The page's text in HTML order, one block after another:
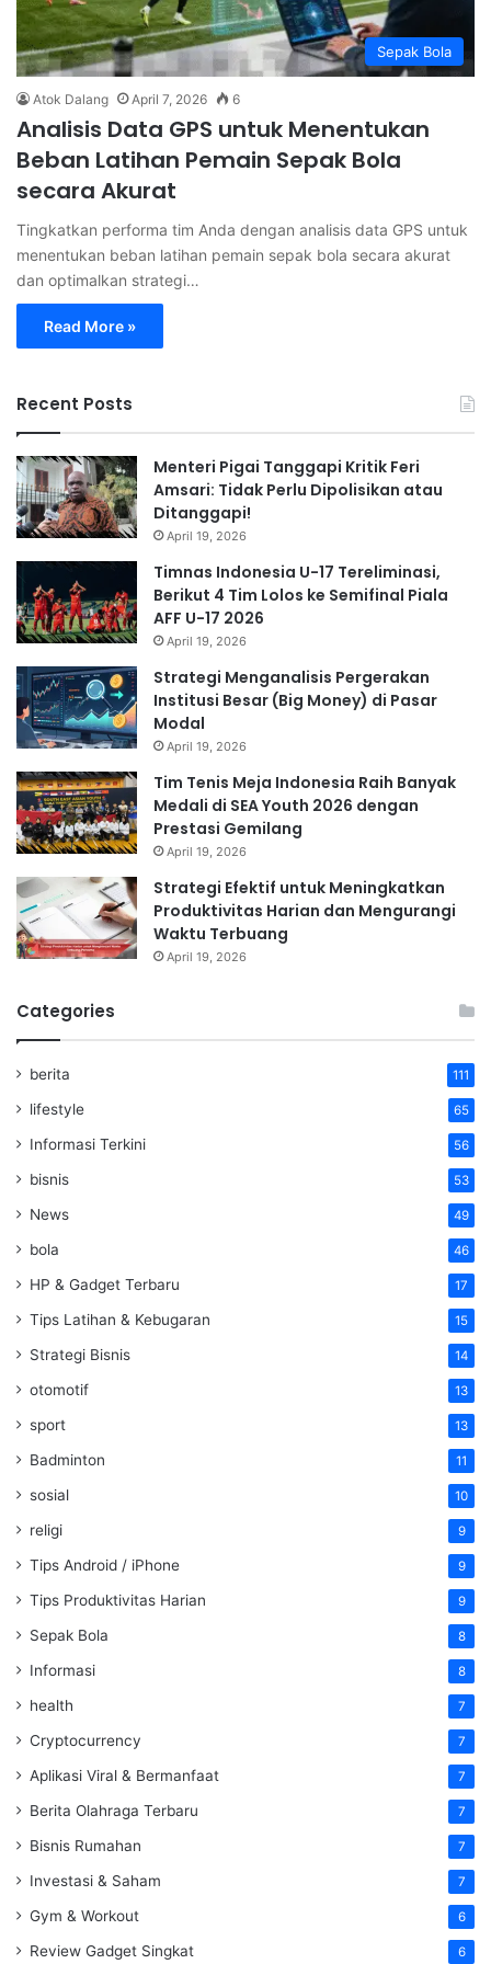
Sepak Bola
Atok Dalang April 7, 2026 6
Analisis Data GPS untuk Menentukan
Beban Latihan Pemain Sepak Bola
secara Akurat
Tingkatkan performa tim Anda dengan analisis data GPS untuk
menentukan beban latihan pemain sepak bola secara akurat
dan optimalkan strategi…
Read More »
Recent Posts
Menteri Pigai Tanggapi Kritik Feri
Amsari: Tidak Perlu Dipolisikan atau
Ditanggapi!
April 19, 2026
Timnas Indonesia U-17 Tereliminasi,
Berikut 4 Tim Lolos ke Semifinal Piala
AFF U-17 2026
April 19, 2026
Strategi Menganalisis Pergerakan
Institusi Besar (Big Money) di Pasar
Modal
April 19, 2026
Tim Tenis Meja Indonesia Raih Banyak
Medali di SEA Youth 2026 dengan
Prestasi Gemilang
April 19, 2026
Strategi Efektif untuk Meningkatkan
Produktivitas Harian dan Mengurangi
Waktu Terbuang
April 19, 2026
Categories
berita 111
lifestyle 65
Informasi Terkini 56
bisnis 53
News 49
bola 46
HP & Gadget Terbaru 17
Tips Latihan & Kebugaran 15
Strategi Bisnis 14
otomotif 13
sport 13
Badminton 11
sosial 10
religi 9
Tips Android / iPhone 9
Tips Produktivitas Harian 9
Sepak Bola 8
Informasi 8
health 7
Cryptocurrency 7
Aplikasi Viral & Bermanfaat 7
Berita Olahraga Terbaru 7
Bisnis Rumahan 7
Investasi & Saham 7
Gym & Workout 6
Review Gadget Singkat 6